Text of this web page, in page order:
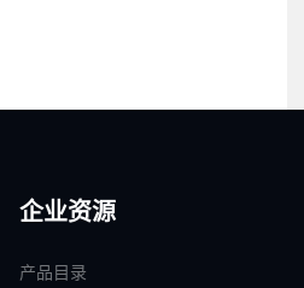
企业资源
产品目录